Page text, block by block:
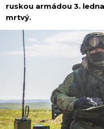
ruskou armádou 3.
mrtvý.